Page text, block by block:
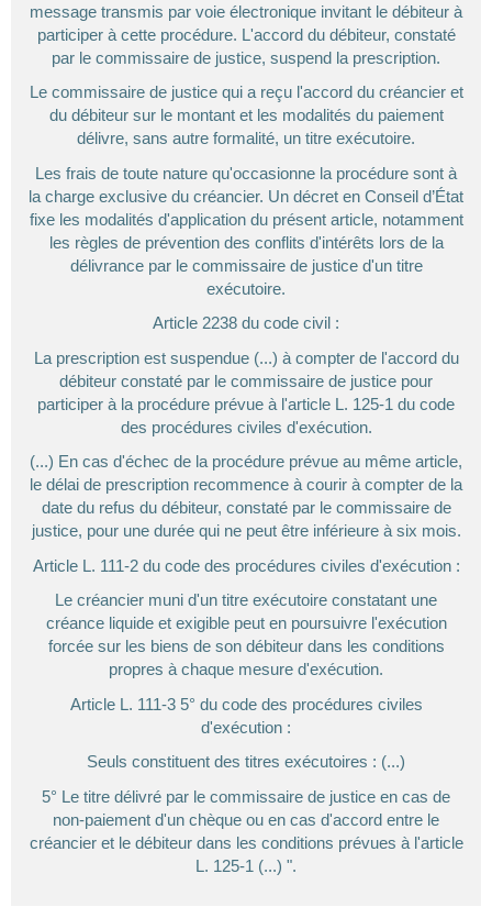
message transmis par voie électronique invitant le débiteur à
participer à cette procédure. L'accord du débiteur, constaté
par le commissaire de justice, suspend la prescription.
Le commissaire de justice qui a reçu l'accord du créancier et
du débiteur sur le montant et les modalités du paiement
délivre, sans autre formalité, un titre exécutoire.
Les frais de toute nature qu'occasionne la procédure sont à
la charge exclusive du créancier. Un décret en Conseil d’État
fixe les modalités d'application du présent article, notamment
les règles de prévention des conflits d'intérêts lors de la
délivrance par le commissaire de justice d'un titre
exécutoire.
Article 2238 du code civil :
La prescription est suspendue (...) à compter de l'accord du
débiteur constaté par le commissaire de justice pour
participer à la procédure prévue à l'article L. 125-1 du code
des procédures civiles d'exécution.
(...) En cas d'échec de la procédure prévue au même article,
le délai de prescription recommence à courir à compter de la
date du refus du débiteur, constaté par le commissaire de
justice, pour une durée qui ne peut être inférieure à six mois.
Article L. 111-2 du code des procédures civiles d'exécution :
Le créancier muni d'un titre exécutoire constatant une
créance liquide et exigible peut en poursuivre l'exécution
forcée sur les biens de son débiteur dans les conditions
propres à chaque mesure d'exécution.
Article L. 111-3 5° du code des procédures civiles
d'exécution :
Seuls constituent des titres exécutoires : (...)
5° Le titre délivré par le commissaire de justice en cas de
non-paiement d'un chèque ou en cas d'accord entre le
créancier et le débiteur dans les conditions prévues à l'article
L. 125-1 (...) ".